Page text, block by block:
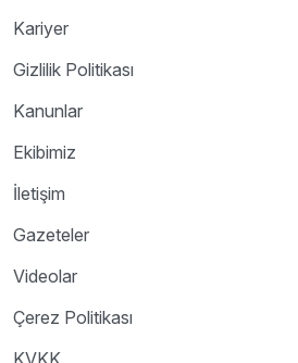
Kariyer
Gizlilik Politikası
Kanunlar
Ekibimiz
İletişim
Gazeteler
Videolar
Çerez Politikası